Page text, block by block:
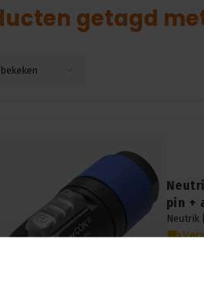
getagd
pin +
Neutrik |
Ervaar